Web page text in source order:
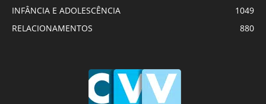
INFÂNCIA E ADOLESCÊNCIA
1049
RELACIONAMENTOS
880